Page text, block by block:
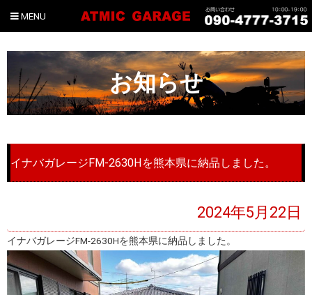
MENU
お知らせ
イナバガレージFM-2630Hを熊本県に納品しました。
2024年5月22日
イナバガレージFM-2630Hを熊本県に納品しました。